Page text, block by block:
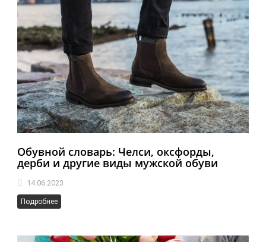
Обувной словарь: Челси, оксфорды,
дерби и другие виды мужской обуви
14.06.2023
Подробнее